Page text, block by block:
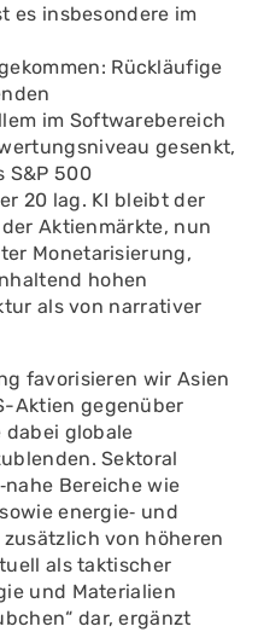
es insbesondere im
Rückläufige
im Softwarebereich
gesenkt,
S&P 500
20 lag. KI bleibt der
Aktienmärkte, nun
Monetarisierung,
hohen
als von narrativer
favorisieren wir Asien
Aktien gegenüber
globale
Sektoral
Bereiche wie
energie‑ und
von höheren
als taktischer
und Materialien
dar, ergänzt